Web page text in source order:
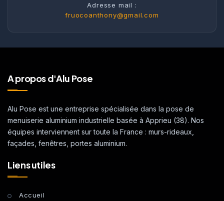
Adresse mail :
fruocoanthony@gmail.com
A propos d'Alu Pose
Alu Pose est une entreprise spécialisée dans la pose de
menuiserie aluminium industrielle basée à Apprieu (38). Nos
équipes interviennent sur toute la France : murs-rideaux,
façades, fenêtres, portes aluminium.
Liens utiles
Accueil